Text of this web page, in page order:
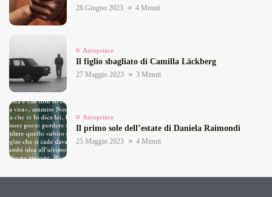
28 Giugno 2023 4 Minuti
Anteprime
Il figlio sbagliato di Camilla Läckberg
27 Maggio 2023 3 Minuti
Anteprime
Il primo sole dell’estate di Daniela Raimondi
25 Maggio 2023 4 Minuti